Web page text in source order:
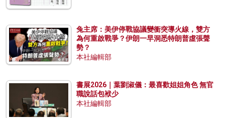
兔主席：美伊停戰協議變衝突導火線，雙方
為何重啟戰爭？伊朗一早洞悉特朗普虛張聲
勢？
本社編輯部
書展2026｜葉劉淑儀：最喜歡姐姐角色 無官
職說話包袱少
本社編輯部